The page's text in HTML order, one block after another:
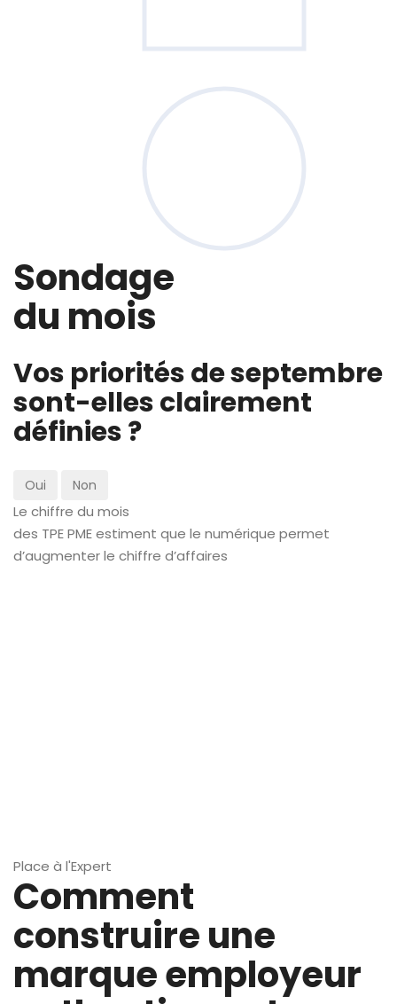
Sondage
du mois
Vos priorités de septembre
sont-elles clairement
définies ?
Oui Non
Le chiffre du mois
des TPE PME estiment que le numérique permet
d’augmenter le chiffre d’affaires
Place à l'Expert
Comment
construire une
marque employeur